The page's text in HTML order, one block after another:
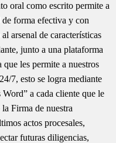
oral como escrito permite a
forma efectiva y con
arsenal de características
junto a una plataforma
que les permite a nuestros
7, esto se logra mediante
a cada cliente que le
Firma de nuestra
actos procesales,
futuras diligencias,